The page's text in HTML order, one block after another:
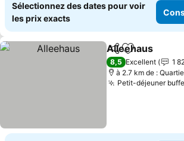
Sélectionnez des dates pour voir
les prix exacts
PartagerAjouter à
Alleehaus
8,5 Excellent
1
à 2.7 km de :
Petit-déjeuner